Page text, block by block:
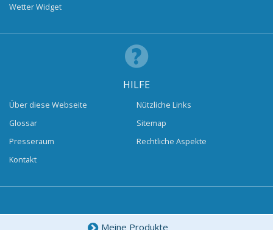
Wetter Widget
HILFE
Über diese Webseite
Glossar
Presseraum
Kontakt
Nützliche Links
Sitemap
Rechtliche Aspekte
Meine Produkte